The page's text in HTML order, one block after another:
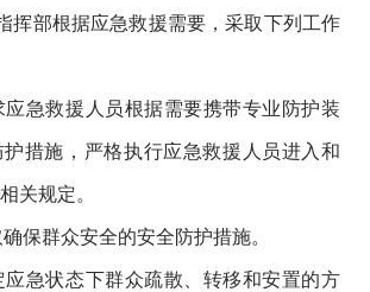
挥部根据应急救援需要，采取下列工作
应急救援人员根据需要携带专业防护装
措施，严格执行应急救援人员进入和
关规定。
保群众安全的安全防护措施。
应急状态下群众疏散、转移和安置的方